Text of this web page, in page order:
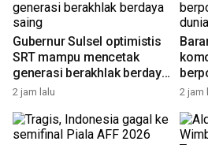
Gubernur Sulsel optimistis
SRT mampu mencetak
generasi berakhlak berdaya
saing
2 jam lalu 2 jam